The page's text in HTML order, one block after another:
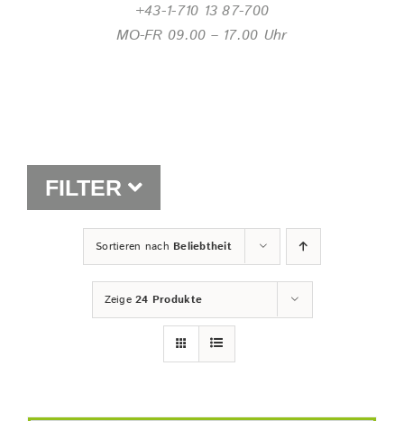
+43-1-710 13 87-700
MO-FR 09.00 – 17.00 Uhr
Nachhaltigkeit
Shop
FILTER
Sortieren nach Beliebtheit
Zeige24 Produkte